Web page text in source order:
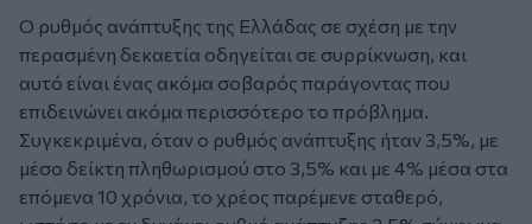
Ο ρυθμός ανάπτυξης της Ελλάδας σε σχέση με την
περασμένη δεκαετία οδηγείται σε συρρίκνωση, και
αυτό είναι ένας ακόμα σοβαρός παράγοντας που
επιδεινώνει ακόμα περισσότερο το πρόβλημα.
Συγκεκριμένα, όταν ο ρυθμός ανάπτυξης ήταν 3,5%, με
μέσο δείκτη πληθωρισμού στο 3,5% και με 4% μέσα στα
επόμενα 10 χρόνια, το χρέος παρέμενε σταθερό,